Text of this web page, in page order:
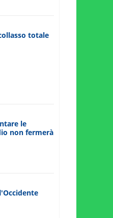
totale
le
non fermerà